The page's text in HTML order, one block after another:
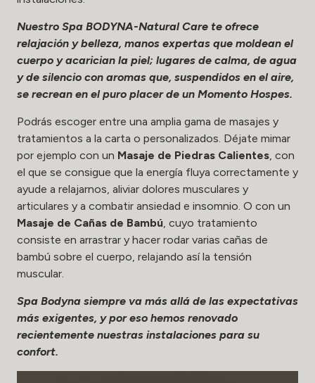
Nuestro Spa BODYNA-Natural Care te ofrece
relajación y belleza, manos expertas que moldean el
cuerpo y acarician la piel; lugares de calma, de agua
y de silencio con aromas que, suspendidos en el aire,
se recrean en el puro placer de un Momento Hospes.
Podrás escoger entre una amplia gama de masajes y
tratamientos a la carta o personalizados. Déjate mimar
por ejemplo con un Masaje de Piedras Calientes, con
el que se consigue que la energía fluya correctamente y
ayude a relajarnos, aliviar dolores musculares y
articulares y a combatir ansiedad e insomnio. O con un
Masaje de Cañas de Bambú, cuyo tratamiento
consiste en arrastrar y hacer rodar varias cañas de
bambú sobre el cuerpo, relajando así la tensión
muscular.
Spa Bodyna siempre va más allá de las expectativas
más exigentes, y por eso hemos renovado
recientemente nuestras instalaciones para su
confort.